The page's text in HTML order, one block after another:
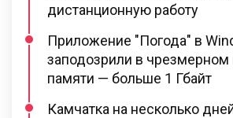
дистанционную работу
Приложение "Погода" в
заподозрили в чрезмерном
памяти — больше 1 Гбайт
Камчатка на несколько